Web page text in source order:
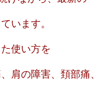
います。
使い方を
肩の障害、頚部痛、